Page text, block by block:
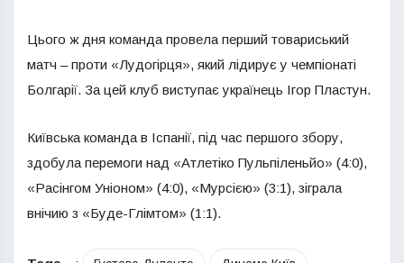
Цього ж дня команда провела перший товариський
матч – проти «Лудогірця», який лідирує у чемпіонаті
Болгарії. За цей клуб виступає українець Ігор Пластун.
Київська команда в Іспанії, під час першого збору,
здобула перемоги над «Атлетіко Пульпіленьйо» (4:0),
«Расінгом Уніоном» (4:0), «Мурсією» (3:1), зіграла
внічию з «Буде-Глімтом» (1:1).